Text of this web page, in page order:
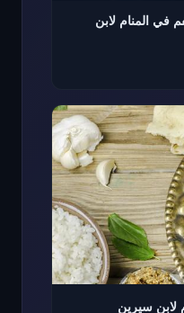
في المنام لابن
لابن سيرين